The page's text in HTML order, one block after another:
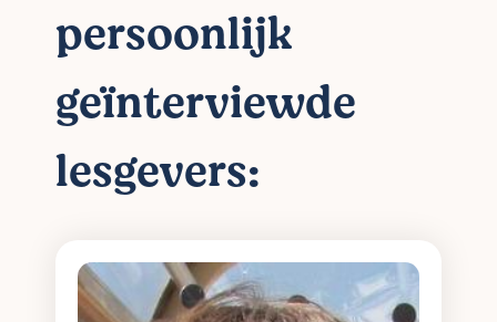
persoonlijk
geïnterviewde
lesgevers: